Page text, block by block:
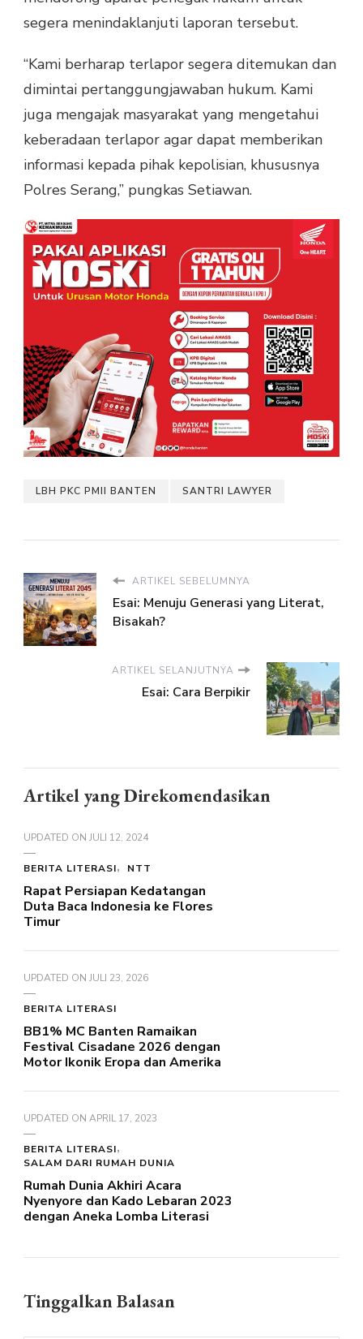
segera menindaklanjuti laporan tersebut.
“Kami berharap terlapor segera ditemukan dan
dimintai pertanggungjawaban hukum. Kami
juga mengajak masyarakat yang mengetahui
keberadaan terlapor agar dapat memberikan
informasi kepada pihak kepolisian, khususnya
Polres Serang,” pungkas Setiawan.
LBH PKC PMII BANTEN SANTRI LAWYER
ARTIKEL SEBELUMNYA
Esai: Menuju Generasi yang Literat,
Bisakah?
ARTIKEL SELANJUTNYA
Esai: Cara Berpikir
Artikel yang Direkomendasikan
UPDATED ON JULI 12, 2024
BERITA LITERASI NTT
Rapat Persiapan Kedatangan
Duta Baca Indonesia ke Flores
Timur
UPDATED ON JULI 23, 2026
BERITA LITERASI
BB1% MC Banten Ramaikan
Festival Cisadane 2026 dengan
Motor Ikonik Eropa dan Amerika
UPDATED ON APRIL 17, 2023
BERITA LITERASI
SALAM DARI RUMAH DUNIA
Rumah Dunia Akhiri Acara
Nyenyore dan Kado Lebaran 2023
dengan Aneka Lomba Literasi
Tinggalkan Balasan